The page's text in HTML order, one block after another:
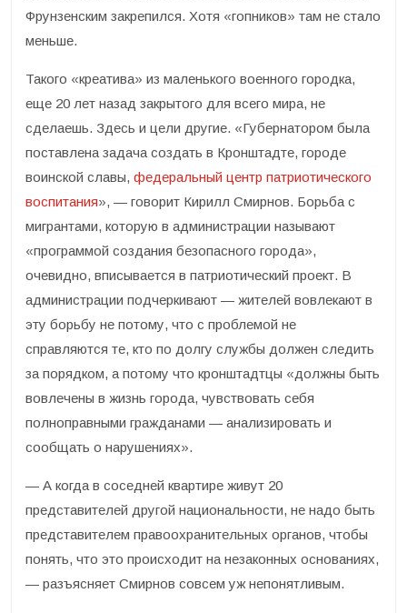
Фрунзенским закрепился. Хотя «гопников» там не стало
меньше.
Такого «креатива» из маленького военного городка,
еще 20 лет назад закрытого для всего мира, не
сделаешь. Здесь и цели другие. «Губернатором была
поставлена задача создать в Кронштадте, городе
воинской славы, федеральный центр патриотического
воспитания», — говорит Кирилл Смирнов. Борьба с
мигрантами, которую в администрации называют
«программой создания безопасного города»,
очевидно, вписывается в патриотический проект. В
администрации подчеркивают — жителей вовлекают в
эту борьбу не потому, что с проблемой не
справляются те, кто по долгу службы должен следить
за порядком, а потому что кронштадтцы «должны быть
вовлечены в жизнь города, чувствовать себя
полноправными гражданами — анализировать и
сообщать о нарушениях».
— А когда в соседней квартире живут 20
представителей другой национальности, не надо быть
представителем правоохранительных органов, чтобы
понять, что это происходит на незаконных основаниях,
— разъясняет Смирнов совсем уж непонятливым.